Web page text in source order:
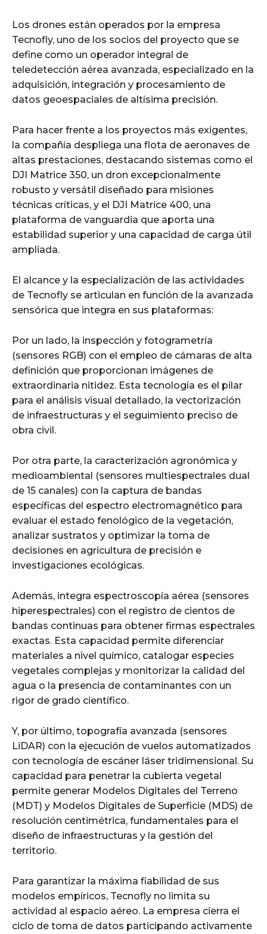
Los drones están operados por la empresa
Tecnofly, uno de los socios del proyecto que se
define como un operador integral de
teledetección aérea avanzada, especializado en la
adquisición, integración y procesamiento de
datos geoespaciales de altísima precisión.
Para hacer frente a los proyectos más exigentes,
la compañía despliega una flota de aeronaves de
altas prestaciones, destacando sistemas como el
DJI Matrice 350, un dron excepcionalmente
robusto y versátil diseñado para misiones
técnicas críticas, y el DJI Matrice 400, una
plataforma de vanguardia que aporta una
estabilidad superior y una capacidad de carga útil
ampliada.
El alcance y la especialización de las actividades
de Tecnofly se articulan en función de la avanzada
sensórica que integra en sus plataformas:
Por un lado, la inspección y fotogrametría
(sensores RGB) con el empleo de cámaras de alta
definición que proporcionan imágenes de
extraordinaria nitidez. Esta tecnología es el pilar
para el análisis visual detallado, la vectorización
de infraestructuras y el seguimiento preciso de
obra civil.
Por otra parte, la caracterización agronómica y
medioambiental (sensores multiespectrales dual
de 15 canales) con la captura de bandas
específicas del espectro electromagnético para
evaluar el estado fenológico de la vegetación,
analizar sustratos y optimizar la toma de
decisiones en agricultura de precisión e
investigaciones ecológicas.
Además, integra espectroscopía aérea (sensores
hiperespectrales) con el registro de cientos de
bandas continuas para obtener firmas espectrales
exactas. Esta capacidad permite diferenciar
materiales a nivel químico, catalogar especies
vegetales complejas y monitorizar la calidad del
agua o la presencia de contaminantes con un
rigor de grado científico.
Y, por último, topografía avanzada (sensores
LiDAR) con la ejecución de vuelos automatizados
con tecnología de escáner láser tridimensional. Su
capacidad para penetrar la cubierta vegetal
permite generar Modelos Digitales del Terreno
(MDT) y Modelos Digitales de Superficie (MDS) de
resolución centimétrica, fundamentales para el
diseño de infraestructuras y la gestión del
territorio.
Para garantizar la máxima fiabilidad de sus
modelos empíricos, Tecnofly no limita su
actividad al espacio aéreo. La empresa cierra el
ciclo de toma de datos participando activamente